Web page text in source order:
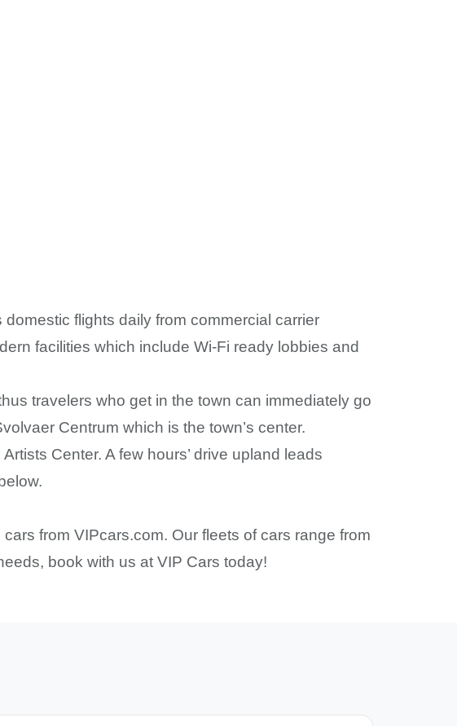
flights daily from commercial carrier
facilities which include Wi-Fi ready lobbies and
travelers who get in the town can immediately go
Centrum which is the town’s center.
Center. A few hours’ drive upland leads
from VIPcars.com. Our fleets of cars range from
book with us at VIP Cars today!